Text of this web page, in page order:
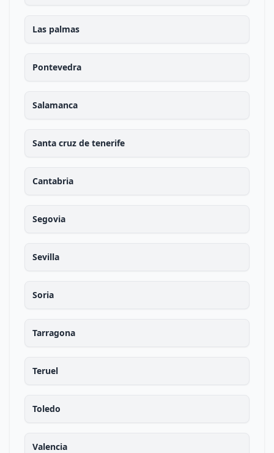
Las palmas
Pontevedra
Salamanca
Santa cruz de tenerife
Cantabria
Segovia
Sevilla
Soria
Tarragona
Teruel
Toledo
Valencia